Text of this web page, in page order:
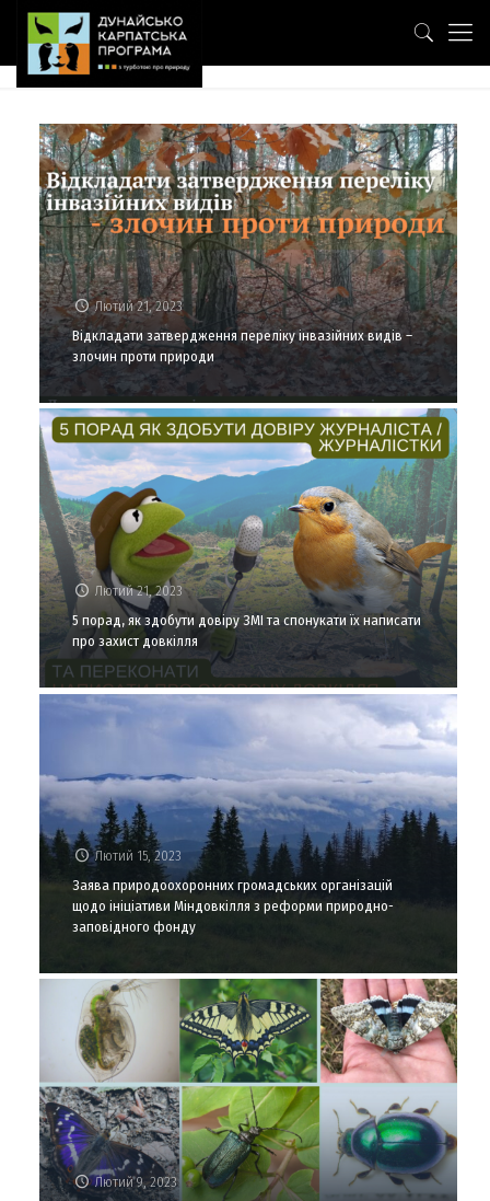
Лютий 21, 2023
Відкладати затвердження переліку інвазійних видів –
злочин проти природи
Лютий 21, 2023
5 порад, як здобути довіру ЗМІ та спонукати їх написати
про захист довкілля
Лютий 15, 2023
Заява природоохоронних громадських організацій
щодо ініціативи Міндовкілля з реформи природно-
заповідного фонду
Лютий 9, 2023